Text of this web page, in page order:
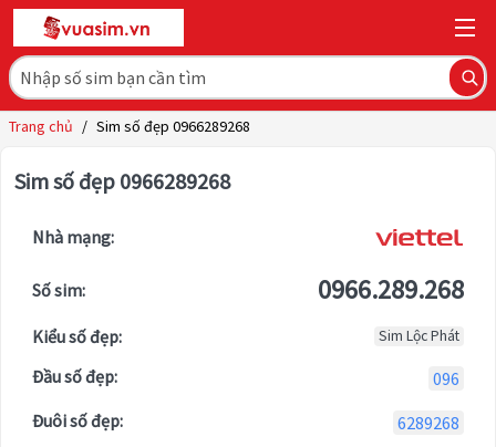
Trang chủ / Sim số đẹp 0966289268
Sim số đẹp 0966289268
Nhà mạng:
Số sim: 0966.289.268
Kiểu số đẹp: Sim Lộc Phát
Đầu số đẹp:
096
Đuôi số đẹp:
6289268